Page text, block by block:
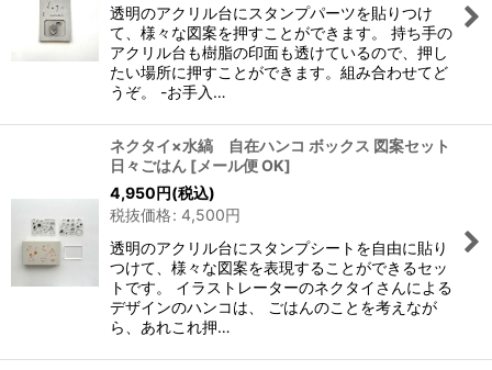
透明のアクリル台にスタンプパーツを貼りつけ
て、様々な図案を押すことができます。 持ち手の
アクリル台も樹脂の印面も透けているので、押し
たい場所に押すことができます。組み合わせてど
うぞ。 -お手入…
ネクタイ×水縞 自在ハンコ ボックス 図案セット
日々ごはん [メール便 OK]
4,950円(税込)
税抜価格: 4,500円
透明のアクリル台にスタンプシートを自由に貼り
つけて、様々な図案を表現することができるセッ
トです。 イラストレーターのネクタイさんによる
デザインのハンコは、 ごはんのことを考えなが
ら、あれこれ押…